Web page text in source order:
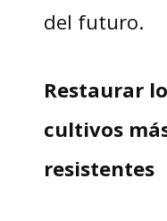
del futuro.
Restaurar
cultivos
resistentes